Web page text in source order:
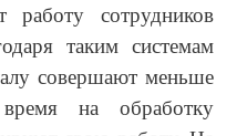
работу сотрудников
таким системам
совершают меньше
на обработку